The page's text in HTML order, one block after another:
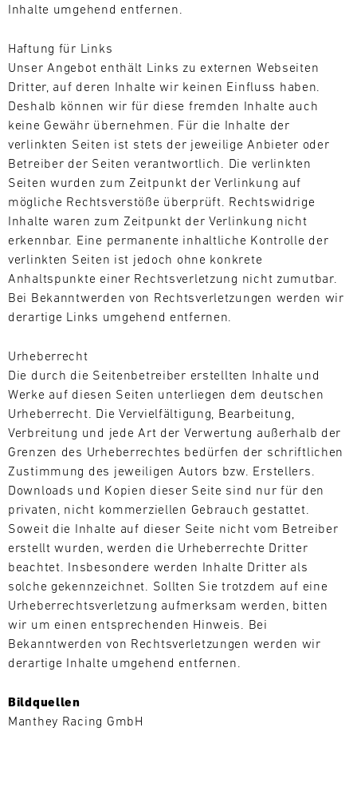
Grand
Bild
Der
Motul
Sportscar
testet
Fahrer
und
Teams
auf
Herz
und
Nieren.
Stundenlanges
Bedingungen
und
höchste
Geschwindigkeit
machen
dieses
Event
zu
einem
echten
IMSA-
Saison.
31.07.
02.08.
Track
Support
GT
World
Challenge
Europe
Cours
(Sprint)
Mit
unseren
LKWs
haben
wir
eine
mobile
überall
auf
der
Welt
flexibel
auf
die
Bedürfnisse
unserer
Unser
Team
31.07.
-
Support
4
France
Magny-
Cours
Bild
Mit
unseren
Ersatzteil-
LKWs
haben
wir
Infrastruktur
aufgebaut,
überall
auf
31.07.
-
01.08.
Track
Support
Nürburgring
Langstreckenserie
(NLS)
Bild
unseren
Ersatzteil-
-
13.08.
Inhalte umgehend entfernen.
Haftung für Links
Unser Angebot enthält Links zu externen Webseiten
Dritter, auf deren Inhalte wir keinen Einfluss haben.
Deshalb können wir für diese fremden Inhalte auch
keine Gewähr übernehmen. Für die Inhalte der
verlinkten Seiten ist stets der jeweilige Anbieter oder
Betreiber der Seiten verantwortlich. Die verlinkten
Seiten wurden zum Zeitpunkt der Verlinkung auf
mögliche Rechtsverstöße überprüft. Rechtswidrige
Inhalte waren zum Zeitpunkt der Verlinkung nicht
erkennbar. Eine permanente inhaltliche Kontrolle der
verlinkten Seiten ist jedoch ohne konkrete
Anhaltspunkte einer Rechtsverletzung nicht zumutbar.
Bei Bekanntwerden von Rechtsverletzungen werden wir
derartige Links umgehend entfernen.
Urheberrecht
Die durch die Seitenbetreiber erstellten Inhalte und
Werke auf diesen Seiten unterliegen dem deutschen
Urheberrecht. Die Vervielfältigung, Bearbeitung,
Verbreitung und jede Art der Verwertung außerhalb der
Grenzen des Urheberrechtes bedürfen der schriftlichen
Zustimmung des jeweiligen Autors bzw. Erstellers.
Downloads und Kopien dieser Seite sind nur für den
privaten, nicht kommerziellen Gebrauch gestattet.
Soweit die Inhalte auf dieser Seite nicht vom Betreiber
erstellt wurden, werden die Urheberrechte Dritter
beachtet. Insbesondere werden Inhalte Dritter als
solche gekennzeichnet. Sollten Sie trotzdem auf eine
Urheberrechtsverletzung aufmerksam werden, bitten
wir um einen entsprechenden Hinweis. Bei
Bekanntwerden von Rechtsverletzungen werden wir
derartige Inhalte umgehend entfernen.
Bildquellen
Manthey Racing GmbH